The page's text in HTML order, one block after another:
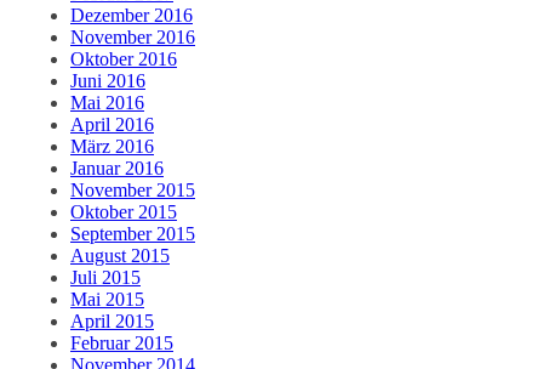
Dezember 2016
November 2016
Oktober 2016
Juni 2016
Mai 2016
April 2016
März 2016
Januar 2016
November 2015
Oktober 2015
September 2015
August 2015
Juli 2015
Mai 2015
April 2015
Februar 2015
November 2014